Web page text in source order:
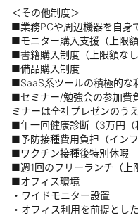
＜その他制度＞
■業務PCや周辺機器を自身
■モニター購入支援（上限額
■書籍購入制度（上限額なし
■備品購入制度
■SaaS系ツールの積極的な
■セミナー/勉強会の参加費
ミナーは全社プレゼンのう
■年一回健康診断（3万円（
■予防接種費用負担（インフ
■ワクチン接種後特別休暇
■週1回のフリーランチ（上
■オフィス環境
・ワイドモニター設置
・オフィス利用を前提とし